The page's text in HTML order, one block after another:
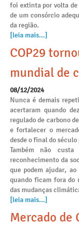
foi extinta por volta de
de um consórcio
da região.
[leia mais...]
COP29
mundial de
08/12/2024
Nunca é demais
acertaram quando
regulado de carbono
e fortalecer o
desde o final do século
Também não
reconhecimento da
que podem ajudar,
quando ficam fora do
das mudanças
[leia mais...]
Mercado de